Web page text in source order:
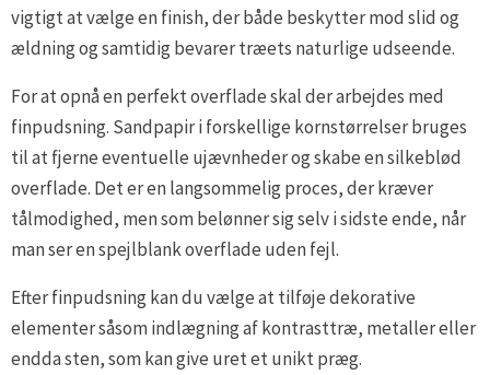
vigtigt at vælge en finish, der både beskytter mod slid og
ældning og samtidig bevarer træets naturlige udseende.
For at opnå en perfekt overflade skal der arbejdes med
finpudsning. Sandpapir i forskellige kornstørrelser bruges
til at fjerne eventuelle ujævnheder og skabe en silkeblød
overflade. Det er en langsommelig proces, der kræver
tålmodighed, men som belønner sig selv i sidste ende, når
man ser en spejlblank overflade uden fejl.
Efter finpudsning kan du vælge at tilføje dekorative
elementer såsom indlægning af kontrasttræ, metaller eller
endda sten, som kan give uret et unikt præg.